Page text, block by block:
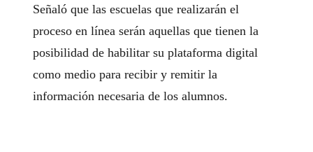
Señaló que las escuelas que realizarán el
proceso en línea serán aquellas que tienen la
posibilidad de habilitar su plataforma digital
como medio para recibir y remitir la
información necesaria de los alumnos.